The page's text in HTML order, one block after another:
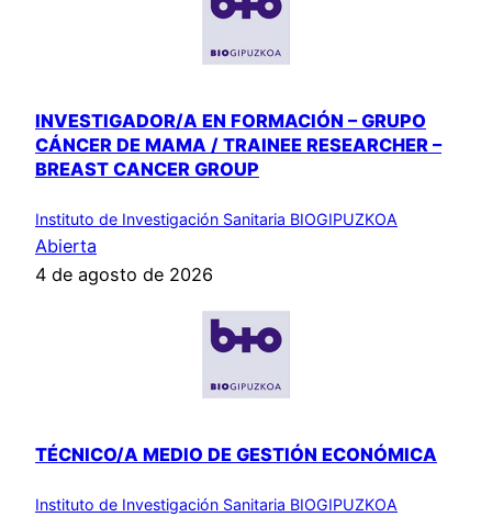
INVESTIGADOR/A EN FORMACIÓN – GRUPO
CÁNCER DE MAMA / TRAINEE RESEARCHER –
BREAST CANCER GROUP
Instituto de Investigación Sanitaria BIOGIPUZKOA
Abierta
4 de agosto de 2026
TÉCNICO/A MEDIO DE GESTIÓN ECONÓMICA
Instituto de Investigación Sanitaria BIOGIPUZKOA